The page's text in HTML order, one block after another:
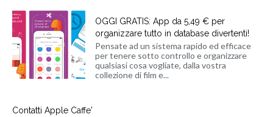
OGGI GRATIS: App da 5,49 € per
organizzare tutto in database divertenti!
Pensate ad un sistema rapido ed efficace
per tenere sotto controllo e organizzare
qualsiasi cosa vogliate, dalla vostra
collezione di film e...
Contatti Apple Caffe'